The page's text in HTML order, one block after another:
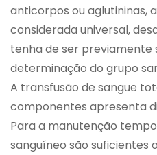
anticorpos ou aglutininas,
considerada universal,
tenha de ser previamente
determinação do grupo
A transfusão de sangue
componentes apresenta
Para a manutenção
sanguíneo são suficientes